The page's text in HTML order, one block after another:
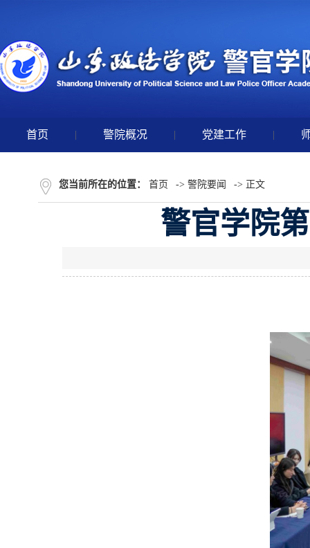
首页 | 警院概况 | 党建工作 |
您当前所在的位置： 首页 -> 警院要闻 -> 正文
警官学院